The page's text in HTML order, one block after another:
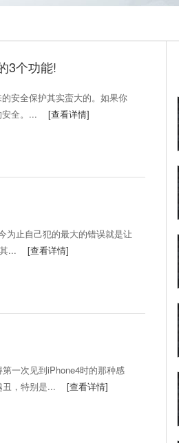
3个功能!
安全保护其实蛮大的。如果你
全。... [查看详情]
止自己犯的最大的错误就是让
... [查看详情]
一次见到iPhone4时的那种感
，特别是... [查看详情]